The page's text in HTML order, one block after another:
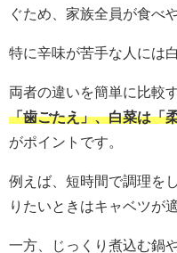
ぐため、家族全員が食べ
特に辛味が苦手な人には
両者の違いを簡単に比較
「歯ごたえ」、白菜は「
がポイントです。
例えば、短時間で調理を
りたいときはキャベツが
一方、じっくり煮込む鍋